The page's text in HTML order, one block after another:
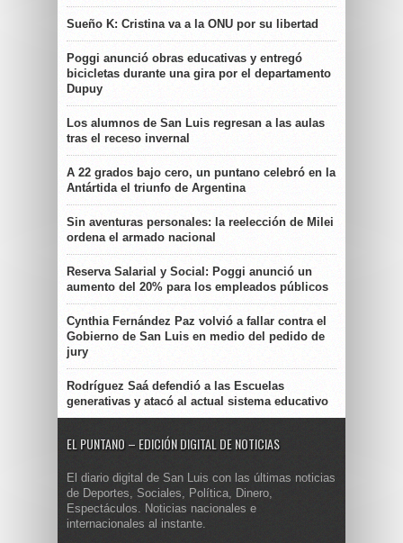
Sueño K: Cristina va a la ONU por su libertad
Poggi anunció obras educativas y entregó
bicicletas durante una gira por el departamento
Dupuy
Los alumnos de San Luis regresan a las aulas
tras el receso invernal
A 22 grados bajo cero, un puntano celebró en la
Antártida el triunfo de Argentina
Sin aventuras personales: la reelección de Milei
ordena el armado nacional
Reserva Salarial y Social: Poggi anunció un
aumento del 20% para los empleados públicos
Cynthia Fernández Paz volvió a fallar contra el
Gobierno de San Luis en medio del pedido de
jury
Rodríguez Saá defendió a las Escuelas
generativas y atacó al actual sistema educativo
EL PUNTANO – EDICIÓN DIGITAL DE NOTICIAS
El diario digital de San Luis con las últimas noticias
de Deportes, Sociales, Política, Dinero,
Espectáculos. Noticias nacionales e
internacionales al instante.